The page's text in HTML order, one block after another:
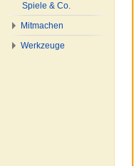
Spiele & Co.
Mitmachen
Werkzeuge